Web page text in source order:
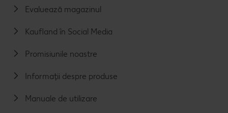
Evaluează magazinul
Kaufland în Social Media
Promisiunile noastre
Informații despre produse
Manuale de utilizare